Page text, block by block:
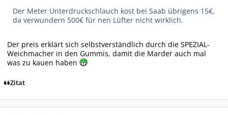
Der Meter Unterdruckschlauch kost bei Saab übrigens 15€,
da verwundern 500€ für nen Lüfter nicht wirklich.
Der preis erklärt sich selbstverständlich durch die SPEZIAL-
Weichmacher in den Gummis, damit die Marder auch mal
was zu kauen haben
Zitat